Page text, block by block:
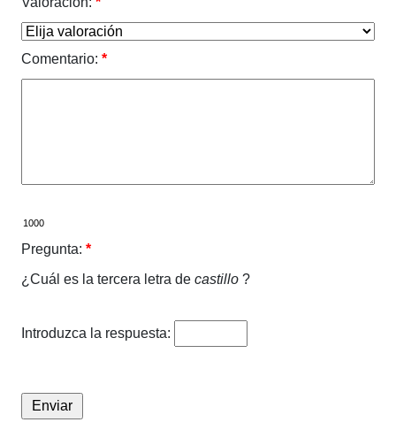
Comentario: *
Pregunta: *
¿Cuál es la tercera letra de castillo ?
Introduzca la respuesta: